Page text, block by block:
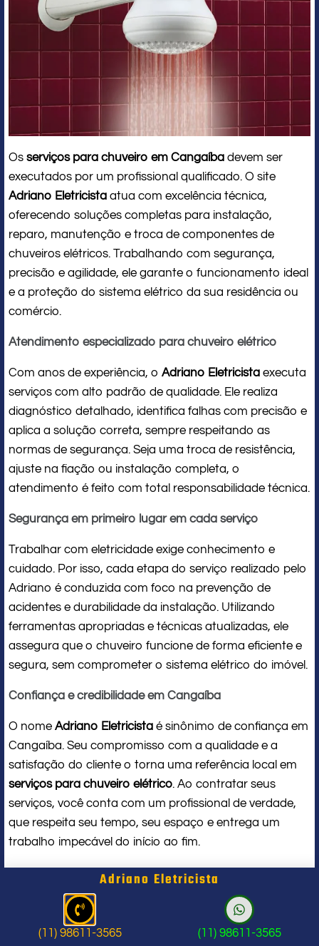
Os serviços para chuveiro em Cangaíba devem ser
executados por um profissional qualificado. O site
Adriano Eletricista atua com excelência técnica,
oferecendo soluções completas para instalação,
reparo, manutenção e troca de componentes de
chuveiros elétricos. Trabalhando com segurança,
precisão e agilidade, ele garante o funcionamento ideal
e a proteção do sistema elétrico da sua residência ou
comércio.
Atendimento especializado para chuveiro elétrico
Com anos de experiência, o Adriano Eletricista executa
serviços com alto padrão de qualidade. Ele realiza
diagnóstico detalhado, identifica falhas com precisão e
aplica a solução correta, sempre respeitando as
normas de segurança. Seja uma troca de resistência,
ajuste na fiação ou instalação completa, o
atendimento é feito com total responsabilidade técnica.
Segurança em primeiro lugar em cada serviço
Trabalhar com eletricidade exige conhecimento e
cuidado. Por isso, cada etapa do serviço realizado pelo
Adriano é conduzida com foco na prevenção de
acidentes e durabilidade da instalação. Utilizando
ferramentas apropriadas e técnicas atualizadas, ele
assegura que o chuveiro funcione de forma eficiente e
segura, sem comprometer o sistema elétrico do imóvel.
Confiança e credibilidade em Cangaíba
O nome Adriano Eletricista é sinônimo de confiança em
Cangaíba. Seu compromisso com a qualidade e a
satisfação do cliente o torna uma referência local em
serviços para chuveiro elétrico. Ao contratar seus
serviços, você conta com um profissional de verdade,
que respeita seu tempo, seu espaço e entrega um
trabalho impecável do início ao fim.
Problema com chuveiro: sinais que
indicam a hora de chamar um
profissional
Adriano Eletricista
(11) 98611-3565 (11) 98611-3565